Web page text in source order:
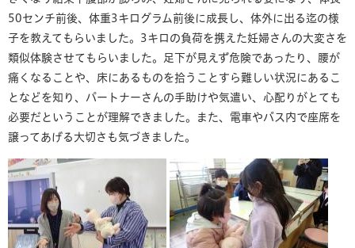
50センチ前後、体重3キログラム前後に成長し、体外に出る迄の様
子を教えてもらいました。3キロの負荷を携えた妊婦さんの大変さを
類似体験させてもらいました。足下が見えず危険であったり、腰が
痛くなることや、床にあるものを拾うことすら難しい状況にあるこ
となどを知り、パートナーさんの手助けや気遣い、心配りがとても
必要だということが理解できました。また、電車やバス内で座席を
譲ってあげる大切さも気づきました。